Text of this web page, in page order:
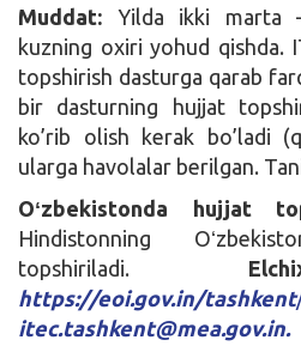
Muddat: Yilda ikki marta
kuzning oxiri yohud qishda.
topshirish dasturga qarab
bir dasturning hujjat
ko’rib olish kerak bo’ladi
ularga havolalar berilgan.
Oʻzbekistonda hujjat
Hindistonning
topshiriladi.
https://eoi.gov.in/tashkent
itec.tashkent@mea.gov.in.